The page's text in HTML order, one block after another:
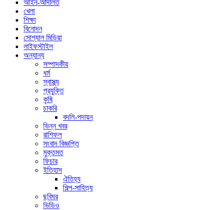
আইন-আদালত
খেলা
শিক্ষা
বিনোদন
সোশ্যাল মিডিয়া
লাইফস্টাইল
অন্যান্য
সম্পাদকীয়
ধর্ম
স্বাস্থ্য
প্রযুক্তি
কৃষি
চাকরি
বদলি-পদায়ন
ভিন্ন খবর
রাশিফল
সংবাদ বিজ্ঞপ্তি
মুক্তমত
ফিচার
ইতিহাস
ঐতিহ্য
শিল্প-সাহিত্য
ছবিঘর
ভিডিও